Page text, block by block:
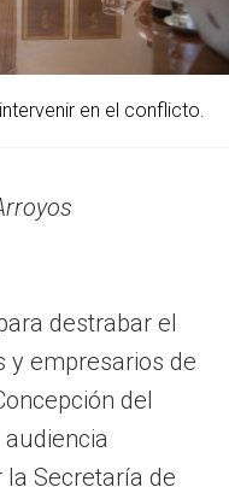
en el conflicto.
destrabar el
y empresarios de
del
Secretaría de